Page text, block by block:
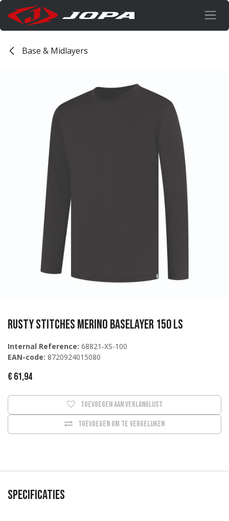
Overslaan naar inhoud
Base & Midlayers
Rusty Stitches Merino Baselayer 150 LS
Internal Reference: 68821-XS-100
EAN-code: 8720924015080
€ 61,94
Toevoegen om te vergelijken
Toevoegen aan verlanglijst
Specificaties